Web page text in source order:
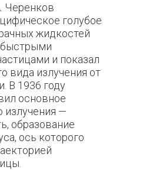
Черенков
голубое
жидкостей
быстрыми
и показал
вида излучения от
В 1936 году
основное
излучения —
образование
ось которого